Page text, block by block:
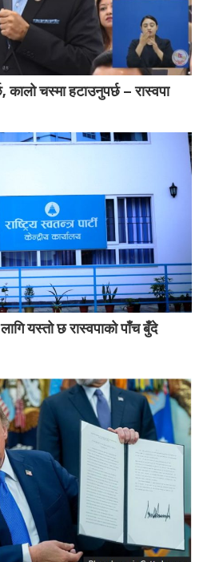
चस्मा हटाउनुपर्छ – रास्वपा
यस्तो छ रास्वपाको पाँच बुँदे